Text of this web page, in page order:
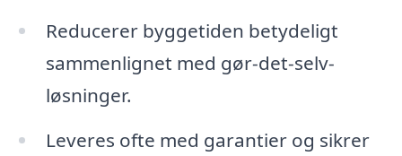
Reducerer byggetiden betydeligt
sammenlignet med gør-det-selv-
løsninger.
Leveres ofte med garantier og sikrer